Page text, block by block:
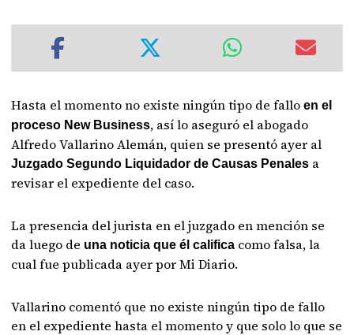
Hasta el momento no existe ningún tipo de fallo en el
proceso New Business, así lo aseguró el abogado
Alfredo Vallarino Alemán, quien se presentó ayer al
Juzgado Segundo Liquidador de Causas Penales a
revisar el expediente del caso.
La presencia del jurista en el juzgado en mención se
da luego de una noticia que él califica como falsa, la
cual fue publicada ayer por Mi Diario.
Vallarino comentó que no existe ningún tipo de fallo
en el expediente hasta el momento y que solo lo que se